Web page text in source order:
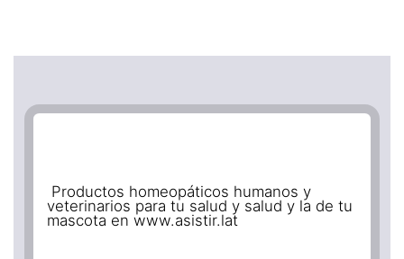
Productos homeopáticos humanos y
veterinarios para tu salud y salud y la de tu
mascota en www.asistir.lat